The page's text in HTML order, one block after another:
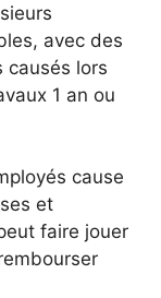
avec des
causés lors
1 an ou
cause
et
faire jouer